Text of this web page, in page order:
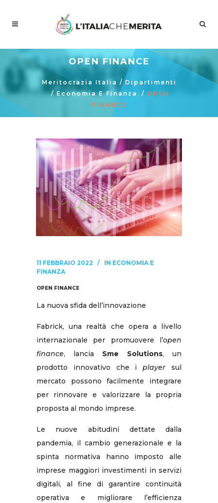
OPEN FINANCE
Meritocrazia Italia /Dipartimenti
/Economia E Finanza / OPEN
FINANCE
11 FEBBRAIO 2022 IN ECONOMIA E
FINANZA
OPEN FINANCE
La nuova sfida dell’innovazione
Fabrick, una realtà che opera a livello
internazionale per promuovere l’open
finance, lancia Sme Solutions, un
prodotto innovativo che iplayer sul
mercato possono facilmente integrare
per rinnovare e valorizzare la propria
proposta al mondo imprese.
Le nuove abitudini dettate dalla
pandemia, il cambio generazionale e la
spinta normativa hanno imposto alle
imprese maggiori investimenti in servizi
digitali, al fine di garantire continuità
operativa e migliorare l’efficienza